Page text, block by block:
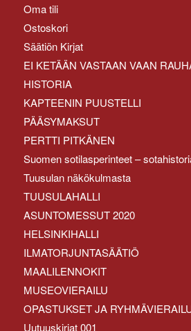
Oma tili
Ostoskori
Säätiön Kirjat
EI KETÄÄN VASTAAN VAAN
HISTORIA
KAPTEENIN PUUSTELLI
PÄÄSYMAKSUT
PERTTI PITKÄNEN
Suomen sotilasperinteet –
Tuusulan näkökulmasta
TUUSULAHALLI
ASUNTOMESSUT 2020
HELSINKIHALLI
ILMATORJUNTASÄÄTIÖ
MAALILENNOKIT
MUSEOVIERAILU
OPASTUKSET JA
Uutuuskirjat 001